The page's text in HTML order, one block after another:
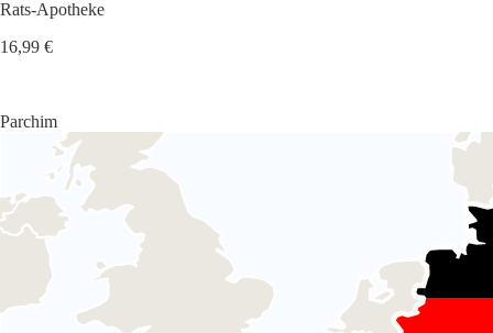
Rats-Apotheke
16,99 €
Parchim